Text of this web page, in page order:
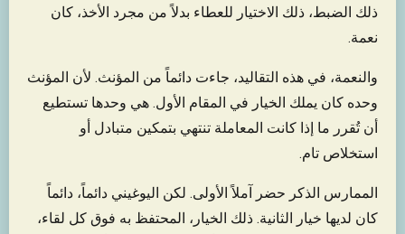
ذلك الضبط، ذلك الاختيار للعطاء بدلاً من مجرد الأخذ، كان
نعمة.
والنعمة، في هذه التقاليد، جاءت دائماً من المؤنث. لأن المؤنث
وحده كان يملك الخيار في المقام الأول. هي وحدها تستطيع
أن تُقرر ما إذا كانت المعاملة تنتهي بتمكين متبادل أو
استخلاص تام.
الممارس الذكر حضر آملاً الأولى. لكن اليوغيني دائماً، دائماً
كان لديها خيار الثانية. ذلك الخيار، المحتفظ به فوق كل لقاء،